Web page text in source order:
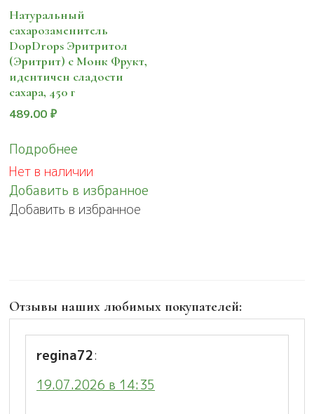
Натуральный
сахарозаменитель
DopDrops Эритритол
(Эритрит) с Монк Фрукт,
идентичен сладости
сахара, 450 г
489.00 ₽
Подробнее
Нет в наличии
Добавить в избранное
Добавить в избранное
Отзывы наших любимых покупателей:
regina72:
19.07.2026 в 14:35